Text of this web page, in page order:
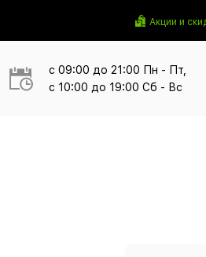
Акции и
с 09:00 до 21:00 Пн - Пт,
с 10:00 до 19:00 Сб - Вс